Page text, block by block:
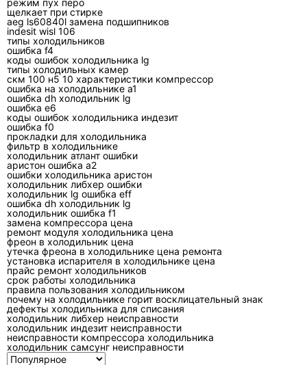
элементы.
У Toshiba много инверторных сплит-систем,
поэтому в ремонте часто встречаются плата
наружного блока, датчики температуры,
вентилятор, компрессорный модуль,
клеммные соединения и цепи связи. Менять
эти узлы без проверки нельзя: датчик может
показывать ошибку из-за обрыва провода,
плата может уходить в защиту из-за перегрева
радиатора, а компрессор может не стартовать
из-за силовой части.
Таблица ориентиров: симптом,
узел, проверка
Симптом помогает выбрать направление
проверки, но не заменяет измерения. В
таблице указаны типовые связи, по которым
мастер отделяет обслуживание от настоящего
ремонта.
Симптом
Вероятный
режим пух перо
щелкает при стирке
aeg ls60840l замена подшипников
indesit wisl 106
типы холодильников
ошибка f4
коды ошибок холодильника lg
типы холодильных камер
скм 100 н5 10 характеристики компрессор
ошибка на холодильнике а1
ошибка dh холодильник lg
ошибка e6
коды ошибок холодильника индезит
ошибка f0
прокладки для холодильника
фильтр в холодильнике
холодильник атлант ошибки
аристон ошибка а2
ошибки холодильника аристон
холодильник либхер ошибки
холодильник lg ошибка eff
ошибка dh холодильник lg
холодильник ошибка f1
замена компрессора цена
ремонт модуля холодильника цена
фреон в холодильник цена
утечка фреона в холодильнике цена ремонта
установка испарителя в холодильнике цена
прайс ремонт холодильников
срок работы холодильника
правила пользования холодильником
почему на холодильнике горит восклицательный знак
дефекты холодильника для списания
холодильник либхер неисправности
холодильник индезит неисправности
неисправности компрессора холодильника
холодильник самсунг неисправности